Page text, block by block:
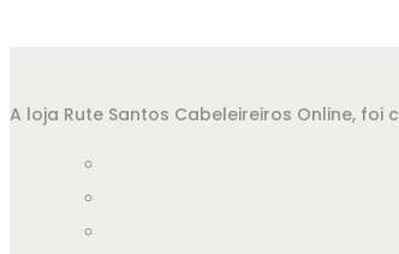
A loja Rute Santos Cabeleireiros Online,